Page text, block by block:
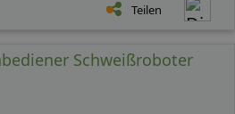
Teilen
Schweißroboter